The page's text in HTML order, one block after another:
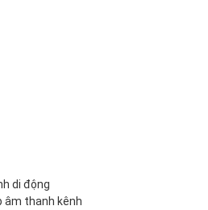
di động
âm thanh kênh